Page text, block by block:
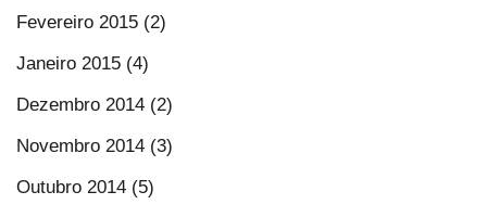
Fevereiro 2015 (2)
Janeiro 2015 (4)
Dezembro 2014 (2)
Novembro 2014 (3)
Outubro 2014 (5)